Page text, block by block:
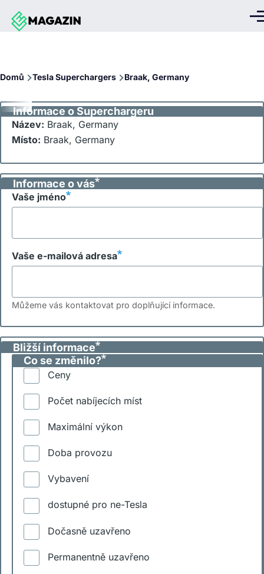
Přejít k hlavnímu obsahu
Domů Tesla Superchargers Braak, Germany
Informace o Superchargeru
Název: Braak, Germany
Místo: Braak, Germany
Informace o vás
Vaše jméno
Vaše e-mailová adresa
Můžeme vás kontaktovat pro doplňující informace.
Bližší informace
Co se změnilo?
Ceny
Počet nabíjecích míst
Maximální výkon
Doba provozu
Vybavení
dostupné pro ne-Tesla
Dočasně uzavřeno
Permanentně uzavřeno